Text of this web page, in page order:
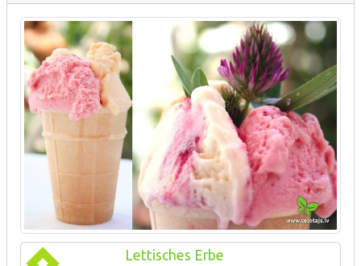
Lettisches Erbe